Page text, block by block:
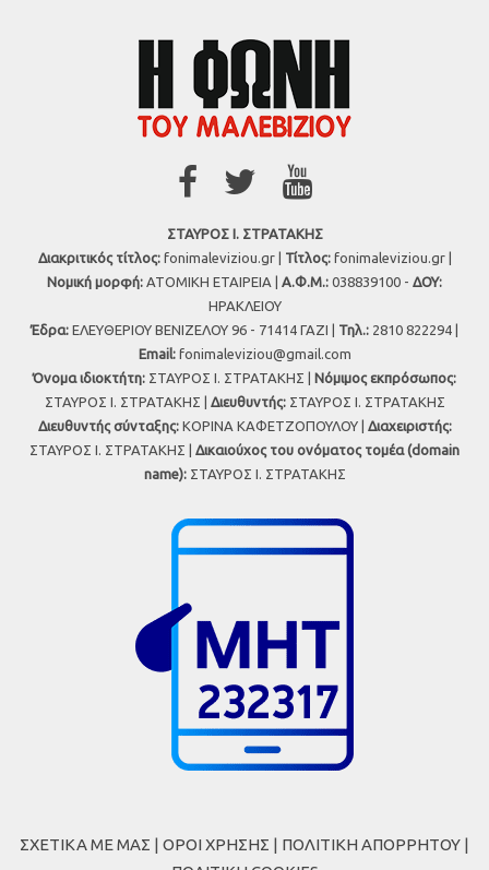
ΣΤΑΥΡΟΣ Ι. ΣΤΡΑΤΑΚΗΣ
Διακριτικός τίτλος:fonimaleviziou.gr | Τίτλος:fonimaleviziou.gr |
Νομική μορφή: ΑΤΟΜΙΚΗ ΕΤΑΙΡΕΙΑ | Α.Φ.Μ.: 038839100 - ΔΟΥ:
ΗΡΑΚΛΕΙΟΥ
Έδρα: ΕΛΕΥΘΕΡΙΟΥ ΒΕΝΙΖΕΛΟΥ 96 - 71414 ΓΑΖΙ | Τηλ.: 2810 822294 |
Εmail: fonimaleviziou@gmail.com
Όνομα ιδιοκτήτη: ΣΤΑΥΡΟΣ Ι. ΣΤΡΑΤΑΚΗΣ | Νόμιμος εκπρόσωπος:
ΣΤΑΥΡΟΣ Ι. ΣΤΡΑΤΑΚΗΣ | Διευθυντής:ΣΤΑΥΡΟΣ Ι. ΣΤΡΑΤΑΚΗΣ
Διευθυντής σύνταξης:ΚΟΡΙΝΑ ΚΑΦΕΤΖΟΠΟΥΛΟΥ | Διαχειριστής:
ΣΤΑΥΡΟΣ Ι. ΣΤΡΑΤΑΚΗΣ | Δικαιούχος του ονόματος τομέα (domain
name):ΣΤΑΥΡΟΣ Ι. ΣΤΡΑΤΑΚΗΣ
ΣΧΕΤΙΚΑ ΜΕ ΜΑΣ | ΟΡΟΙ ΧΡΗΣΗΣ | ΠΟΛΙΤΙΚΗ ΑΠΟΡΡΗΤΟΥ |